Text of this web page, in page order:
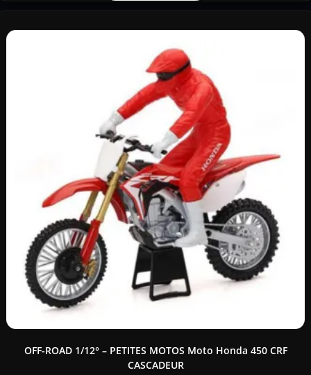
OFF-ROAD 1/12° – PETITES MOTOS Moto Honda 450 CRF
CASCADEUR